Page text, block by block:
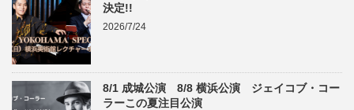
決定!!
2026/7/24
8/1 成城公演 8/8 横浜公演 ジェイコブ・コー
ラーこの夏注目公演